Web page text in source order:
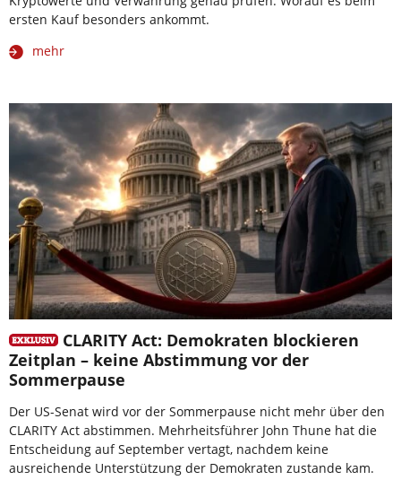
ersten Kauf besonders ankommt.
mehr
CLARITY Act: Demokraten blockieren
Zeitplan – keine Abstimmung vor der
Sommerpause
Der US-Senat wird vor der Sommerpause nicht mehr über den
CLARITY Act abstimmen. Mehrheitsführer John Thune hat die
Entscheidung auf September vertagt, nachdem keine
ausreichende Unterstützung der Demokraten zustande kam.